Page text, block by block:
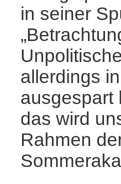
in seiner
allerdings
ausgespart
das wird
Rahmen